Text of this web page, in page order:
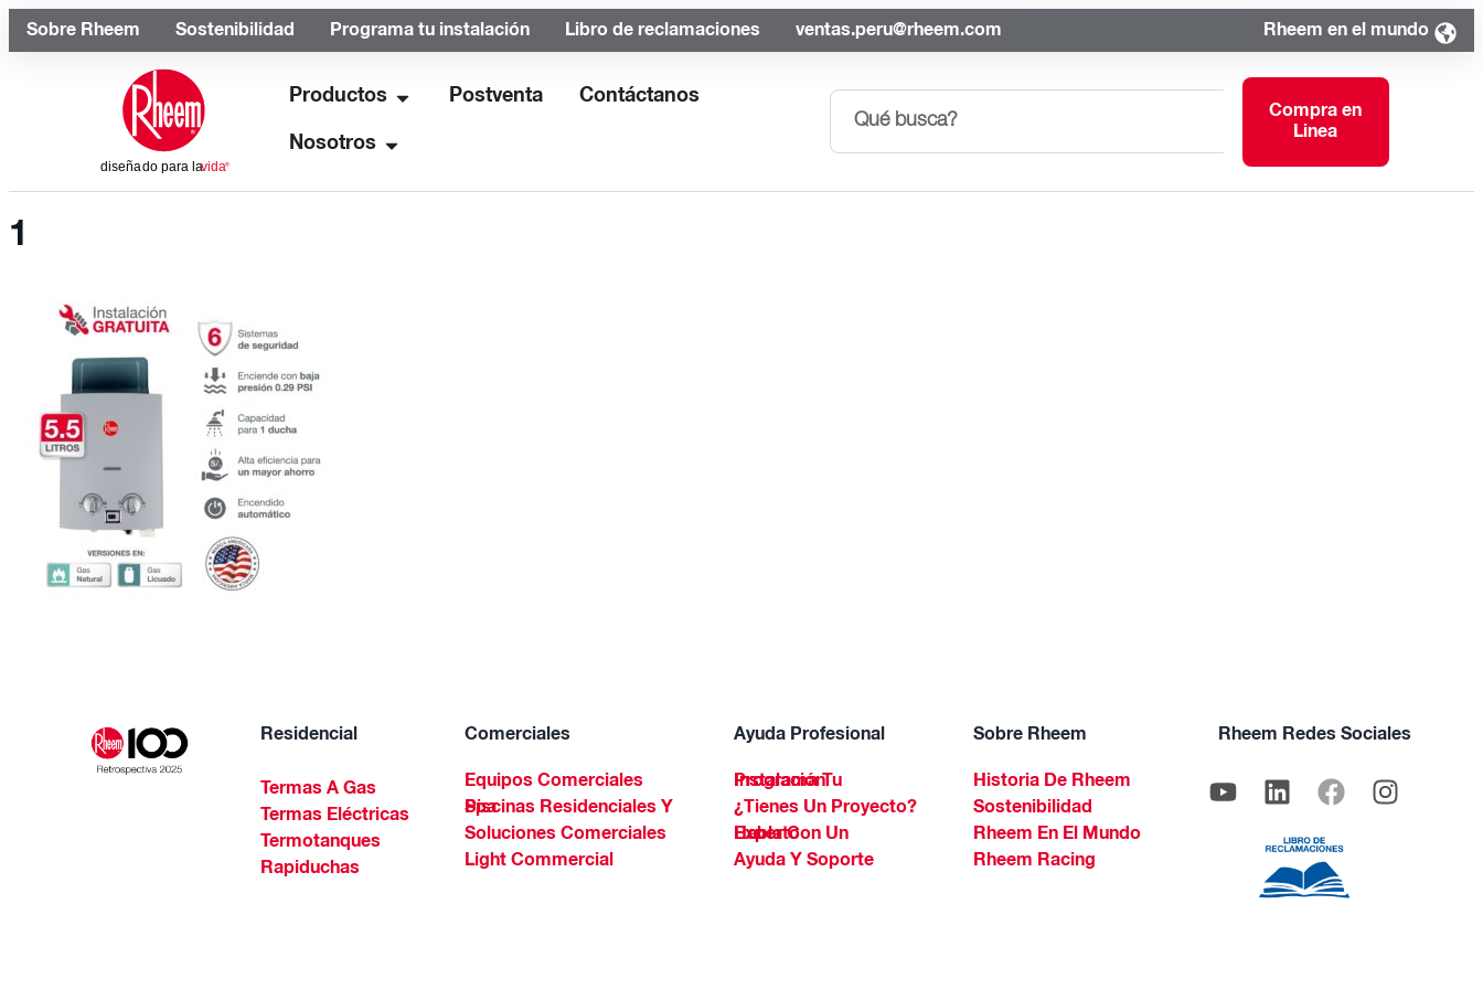
Sobre Rheem Sostenibilidad Programa tu instalación Libro de reclamaciones ventas.peru@rheem.com Rheem en el mundo
Productos Postventa Contáctanos
Nosotros
Compra en
Linea
1
Residencial
Termas A Gas
Termas Eléctricas
Termotanques
Rapiduchas
Comerciales
Equipos Comerciales
Piscinas Residenciales Y Spa
Soluciones Comerciales
Light Commercial
Ayuda Profesional
Programa Tu Instalación
¿Tienes Un Proyecto?
Habla Con Un Experto
Ayuda Y Soporte
Sobre Rheem
Historia De Rheem
Sostenibilidad
Rheem En El Mundo
Rheem Racing
Rheem Redes Sociales